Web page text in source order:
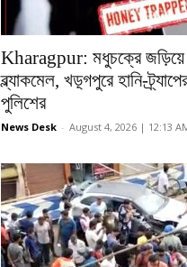
Kharagpur: মধুচক্রে জড়িয়ে
ব্ল্যাকমেল, খড়্গপুরে হানি-
পুলিশের
News Desk - August 4, 2026 | 12:13